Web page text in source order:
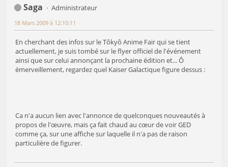
Saga Administrateur
18 Mars 2009 à 12:10:11
En cherchant des infos sur le Tôkyô Anime Fair qui se tient
actuellement, je suis tombé sur le flyer officiel de l'événement
ainsi que sur celui annonçant la prochaine édition et... Ô
émerveillement, regardez quel Kaiser Galactique figure dessus :
Ca n'a aucun lien avec l'annonce de quelconques nouveautés à
propos de l'œuvre, mais ça fait chaud au cœur de voir GED
comme ça, sur une affiche sur laquelle il n'a pas de raison
particulière de figurer.